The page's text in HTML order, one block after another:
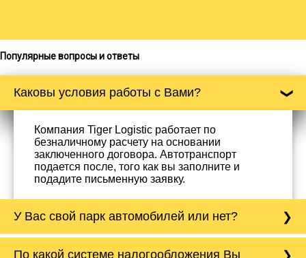
Популярные вопросы и ответы
Каковы условия работы с Вами?
Компания Tiger Logistic работает по
безналичному расчету на основании
заключенного договора. Автотранспорт
подается после, того как вы заполните и
подадите письменную заявку.
У Вас свой парк автомобилей или нет?
насчитывает более 50 автомобилей
По какой системе налогообложения Вы